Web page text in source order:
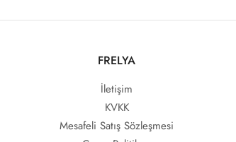
FRELYA
İletişim
KVKK
Mesafeli Satış Sözleşmesi